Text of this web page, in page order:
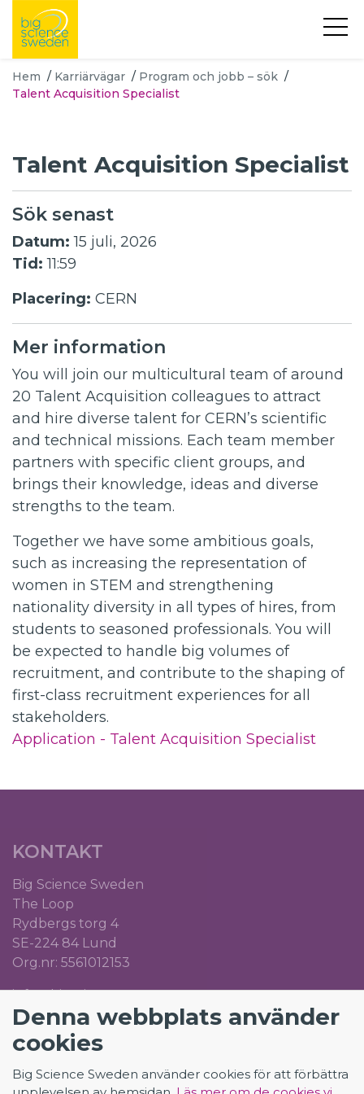
Denna webbplats använder
cookies
Big Science Sweden använder cookies för att förbättra
Hem / Karriärvägar / Program och jobb – sök /
Talent Acquisition Specialist
Talent Acquisition Specialist
Sök senast
Datum: 15 juli, 2026
Tid: 11:59
Placering: CERN
Mer information
You will join our multicultural team of around
20 Talent Acquisition colleagues to attract
and hire diverse talent for CERN’s scientific
and technical missions. Each team member
partners with specific client groups, and
brings their knowledge, ideas and diverse
strengths to the team.
Together we have some ambitious goals,
such as increasing the representation of
women in STEM and strengthening
nationality diversity in all types of hires, from
students to seasoned professionals. You will
be expected to handle big volumes of
recruitment, and contribute to the shaping of
first-class recruitment experiences for all
stakeholders.
Application - Talent Acquisition Specialist
KONTAKT
Big Science Sweden
The Loop
Rydbergs torg 4
SE-224 84 Lund
Org.nr: 5561012153
info@bigsciencecareer.se
CAREER IN BIG SCIENCE